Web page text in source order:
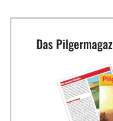
Das